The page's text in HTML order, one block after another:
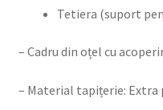
Tetiera (suport
– Cadru din oțel cu
– Material tapițerie: Extra